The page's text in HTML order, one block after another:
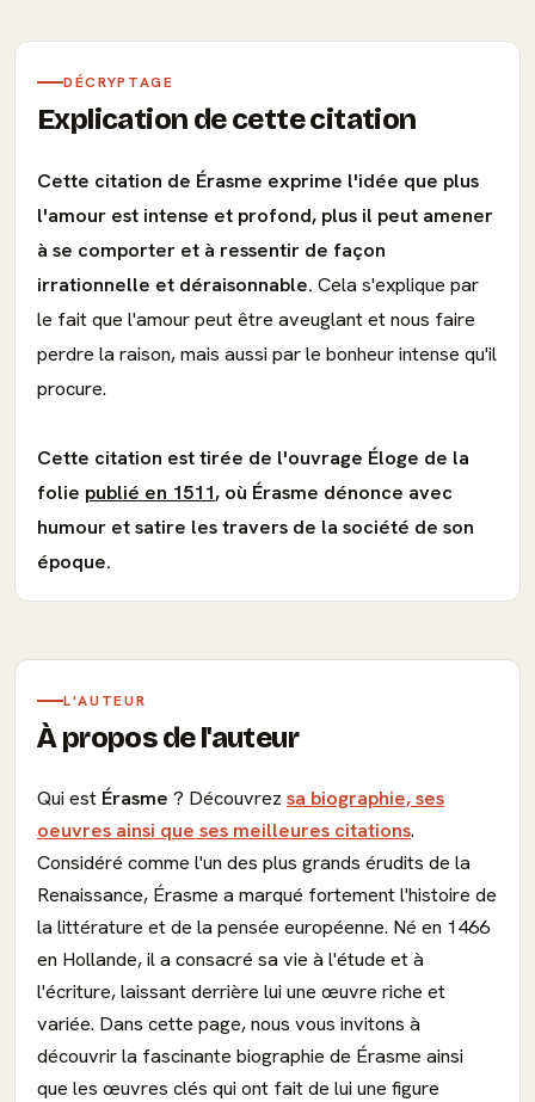
DÉCRYPTAGE
Explication de cette citation
Cette citation de Érasme exprime l'idée que plus
l'amour est intense et profond, plus il peut amener
à se comporter et à ressentir de façon
irrationnelle et déraisonnable. Cela s'explique par
le fait que l'amour peut être aveuglant et nous faire
perdre la raison, mais aussi par le bonheur intense qu'il
procure.
Cette citation est tirée de l'ouvrage Éloge de la
folie publié en 1511, où Érasme dénonce avec
humour et satire les travers de la société de son
époque.
L'AUTEUR
À propos de l'auteur
Qui est Érasme ? Découvrez sa biographie, ses
oeuvres ainsi que ses meilleures citations.
Considéré comme l'un des plus grands érudits de la
Renaissance, Érasme a marqué fortement l'histoire de
la littérature et de la pensée européenne. Né en 1466
en Hollande, il a consacré sa vie à l'étude et à
l'écriture, laissant derrière lui une œuvre riche et
variée. Dans cette page, nous vous invitons à
découvrir la fascinante biographie de Érasme ainsi
que les œuvres clés qui ont fait de lui une figure